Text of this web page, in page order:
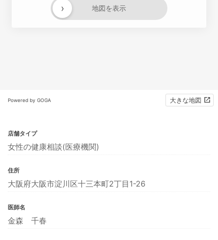
地図を表示
›
Powered by GOGA 大きな地図
店舗タイプ
女性の健康相談(医療機関)
住所
大阪府大阪市淀川区十三本町2丁目1-26
医師名
金森 千春